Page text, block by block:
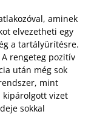
aminek
elvezetheti egy
a tartályürítésre.
rengeteg pozitív
után még sok
mint
kipárolgott vizet
sokkal